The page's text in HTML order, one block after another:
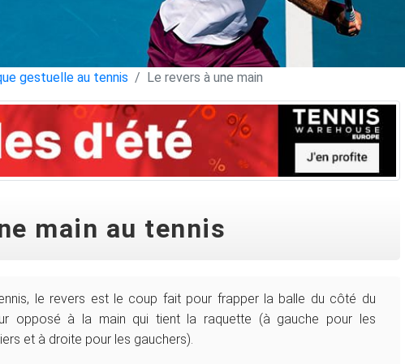
gestuelle au tennis Le revers à une main
main au tennis
le revers est le coup fait pour frapper la balle du côté du
opposé à la main qui tient la raquette (à gauche pour les
et à droite pour les gauchers).